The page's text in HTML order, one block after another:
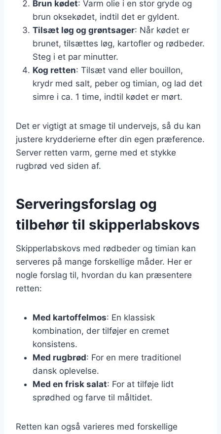
Brun kødet: Varm olie i en stor gryde og
brun oksekødet, indtil det er gyldent.
Tilsæt løg og grøntsager: Når kødet er
brunet, tilsættes løg, kartofler og rødbeder.
Steg i et par minutter.
Kog retten: Tilsæt vand eller bouillon,
krydr med salt, peber og timian, og lad det
simre i ca. 1 time, indtil kødet er mørt.
Det er vigtigt at smage til undervejs, så du kan
justere krydderierne efter din egen præference.
Server retten varm, gerne med et stykke
rugbrød ved siden af.
Serveringsforslag og
tilbehør til skipperlabskovs
Skipperlabskovs med rødbeder og timian kan
serveres på mange forskellige måder. Her er
nogle forslag til, hvordan du kan præsentere
retten:
Med kartoffelmos: En klassisk
kombination, der tilføjer en cremet
konsistens.
Med rugbrød: For en mere traditionel
dansk oplevelse.
Med en frisk salat: For at tilføje lidt
sprødhed og farve til måltidet.
Retten kan også varieres med forskellige